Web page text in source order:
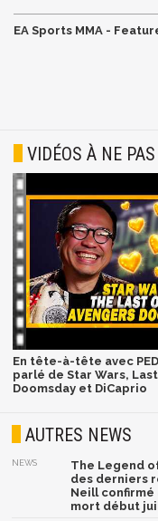
EA Sports MMA -
VIDÉOS À NE
En tête-à-tête avec
parlé de Star Wars,
Doomsday et DiCaprio
AUTRES NEWS
NEWS
The Legend
des derniers
Neill confirmé
mort début